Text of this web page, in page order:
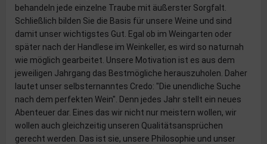
behandeln jede einzelne Traube mit äußerster Sorgfalt.
Schließlich bilden Sie die Basis für unsere Weine und sind
damit unser wichtigstes Gut. Egal ob im Weingarten oder
später nach der Handlese im Weinkeller, es wird so naturnah
wie möglich gearbeitet. Unsere Motivation ist es aus dem
jeweiligen Jahrgang das Bestmögliche herauszuholen. Daher
lautet unser selbsternanntes Credo: "Die unendliche Suche
nach dem perfekten Wein". Denn jedes Jahr stellt ein neues
Abenteuer dar. Eines das wir nicht nur meistern wollen, wir
wollen auch gleichzeitig unseren Qualitätsansprüchen
gerecht werden. Das ist sie, unsere Philosophie und unser